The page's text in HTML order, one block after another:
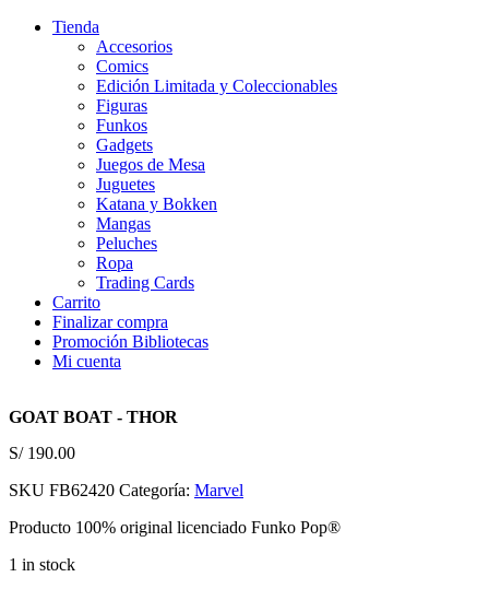
Tienda
Accesorios
Comics
Edición Limitada y Coleccionables
Figuras
Funkos
Gadgets
Juegos de Mesa
Juguetes
Katana y Bokken
Mangas
Peluches
Ropa
Trading Cards
Carrito
Finalizar compra
Promoción Bibliotecas
Mi cuenta
GOAT BOAT - THOR
S/190.00
SKU FB62420 Categoría: Marvel
Producto 100% original licenciado Funko Pop®
1 in stock